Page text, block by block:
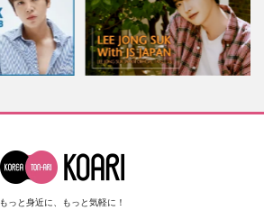
もっと身近に、もっと気軽に！